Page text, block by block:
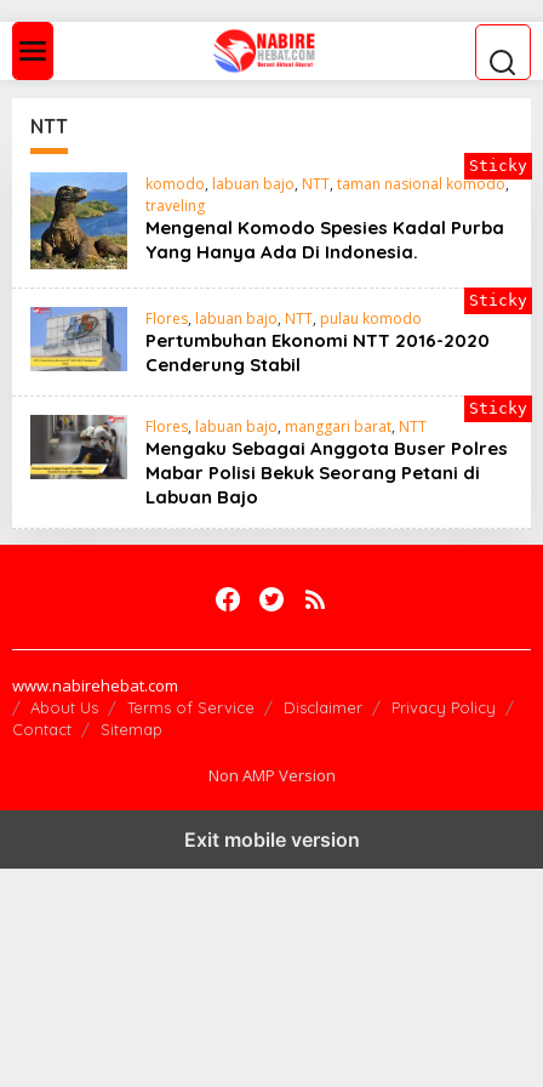
p
NTT
komodo, labuan bajo, NTT, taman nasional komodo,
traveling
Mengenal Komodo Spesies Kadal Purba
Yang Hanya Ada Di Indonesia.
Sticky
Flores, labuan bajo, NTT, pulau komodo
Pertumbuhan Ekonomi NTT 2016-2020
Cenderung Stabil
Sticky
Flores, labuan bajo, manggari barat, NTT
Mengaku Sebagai Anggota Buser Polres
Mabar Polisi Bekuk Seorang Petani di
Labuan Bajo
Sticky
www.nabirehebat.com
About Us Terms of Service Disclaimer
Privacy Policy
Contact
Sitemap
Non AMP Version
Exit mobile version